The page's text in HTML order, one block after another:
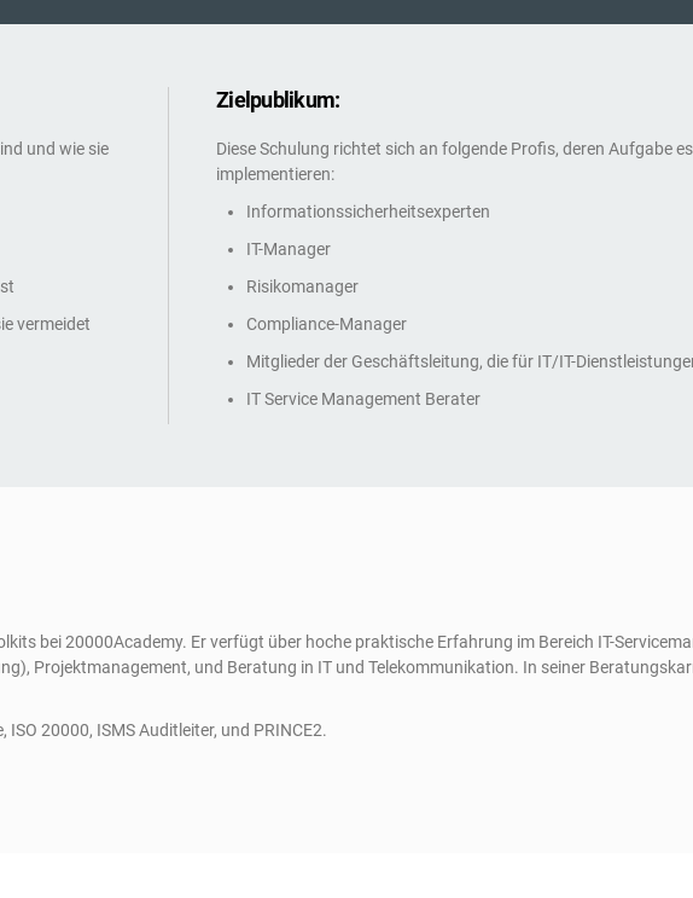
und wie sie
vermeidet
Zielpublikum:
Diese Schulung richtet sich an folgende Profis, deren Aufgabe
implementieren:
Informationssicherheitsexperten
IT-Manager
Risikomanager
Compliance-Manager
Mitglieder der Geschäftsleitung, die für IT/IT-
IT Service Management Berater
bei 20000Academy. Er verfügt über hoche praktische Erfahrung im Bereich IT-
Projektmanagement, und Beratung in IT und Telekommunikation. In seiner
20000, ISMS Auditleiter, und PRINCE2.